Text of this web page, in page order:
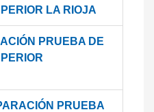
LA RIOJA
PRUEBA DE
PRUEBA